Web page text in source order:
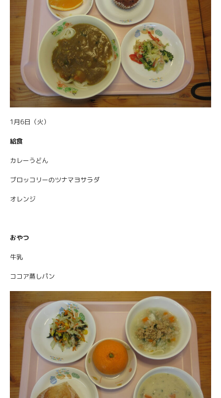
1月6日（火）
給食
カレーうどん
ブロッコリーのツナマヨサラダ
オレンジ
おやつ
牛乳
ココア蒸しパン